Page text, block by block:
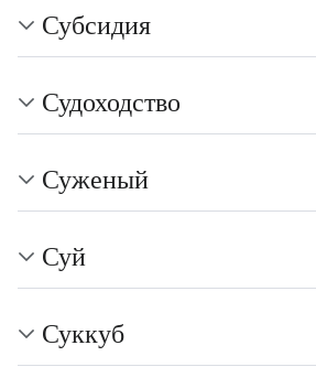
Субсидия
Судоходство
Суженый
Суй
Суккуб